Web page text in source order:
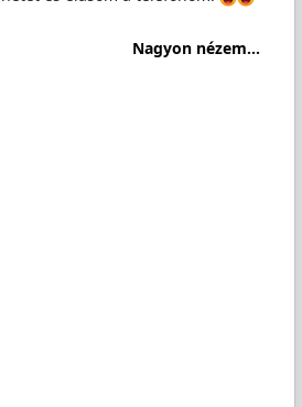
Nagyon nézem...